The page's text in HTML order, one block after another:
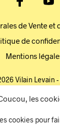
les
cookies pour
de Vente et
de
Mentions
Vilain Levain